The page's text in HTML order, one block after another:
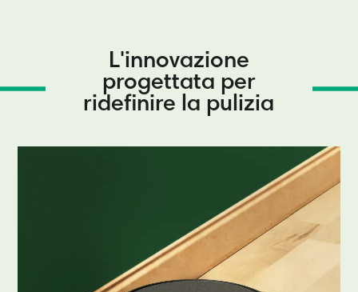
L'innovazione
progettata per
ridefinire la pulizia